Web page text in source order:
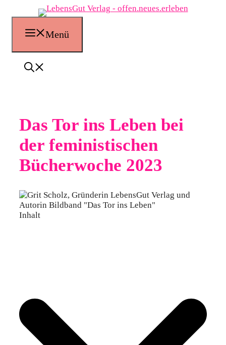
springen
Menü
Das Tor ins Leben bei
der feministischen
Bücherwoche 2023
Inhalt